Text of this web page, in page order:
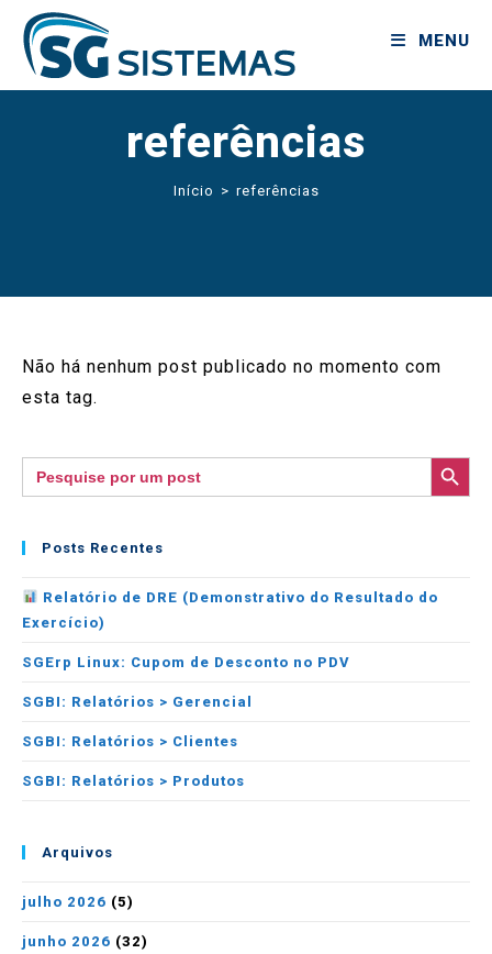
MENU
referências
Início > referências
Não há nenhum post publicado no momento com
esta tag.
Search
for:
SEARCH BUTTON
Posts Recentes
Relatório de DRE (Demonstrativo do Resultado do
Exercício)
SGErp Linux: Cupom de Desconto no PDV
SGBI: Relatórios > Gerencial
SGBI: Relatórios > Clientes
SGBI: Relatórios > Produtos
Arquivos
julho 2026 (5)
junho 2026 (32)